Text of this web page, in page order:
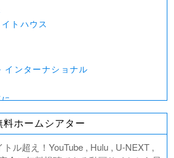
トハウス
インターナショナル
ルジュさん
のじゃく
ー02 THE BEGINNING
料ホームシアター
ル超え！YouTube , Hulu , U-NEXT ,